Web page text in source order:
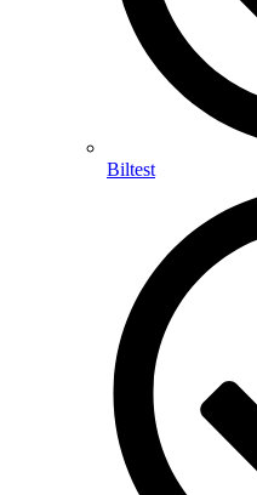
Biltest